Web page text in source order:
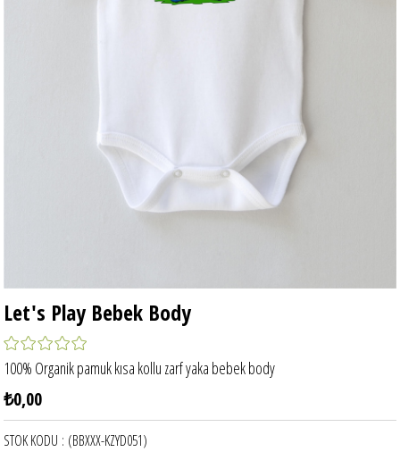
Let's Play Bebek Body
100% Organik pamuk kısa kollu zarf yaka bebek body
₺0,00
(BBXXX-KZYD051)
STOK KODU